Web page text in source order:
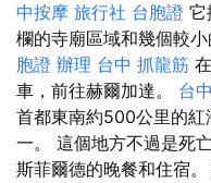
中按摩 旅行社 台胞證 它
欄的寺廟區域和幾個較小
胞證 辦理 台中 抓龍筋
車，前往赫爾加達。 台
首都東南約500公里的紅
一。 這個地方不過是死
斯菲爾德的晚餐和住宿